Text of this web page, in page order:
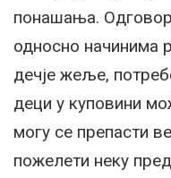
понашања.
односно начинима
дечје жеље,
деци у куповини
могу се препасти
пожелети неку